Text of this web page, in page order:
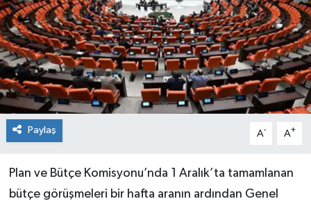
Paylaş A- A+
Plan ve Bütçe Komisyonu’nda 1 Aralık’ta tamamlanan
bütçe görüşmeleri bir hafta aranın ardından Genel